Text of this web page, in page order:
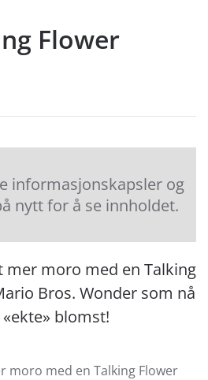
Flower
informasjonskapsler og
nytt for å se innholdet.
mer moro med en Talking
Bros. Wonder som nå
blomst!
moro med en Talking Flower